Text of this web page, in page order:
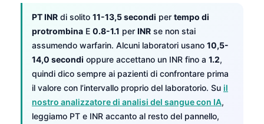
PT INR di solito 11-13,5 secondi per tempo di
protrombina E 0.8-1.1 per INR se non stai
assumendo warfarin. Alcuni laboratori usano 10,5-
14,0 secondi oppure accettano un INR fino a 1.2,
quindi dico sempre ai pazienti di confrontare prima
il valore con l’intervallo proprio del laboratorio. Su il
nostro analizzatore di analisi del sangue con IA,
leggiamo PT e INR accanto al resto del pannello,